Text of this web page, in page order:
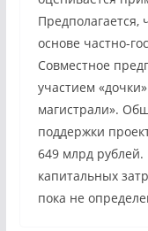
Предполагается,
основе частно-
Совместное
участием
магистрали».
поддержки
649 млрд
капитальных
пока не